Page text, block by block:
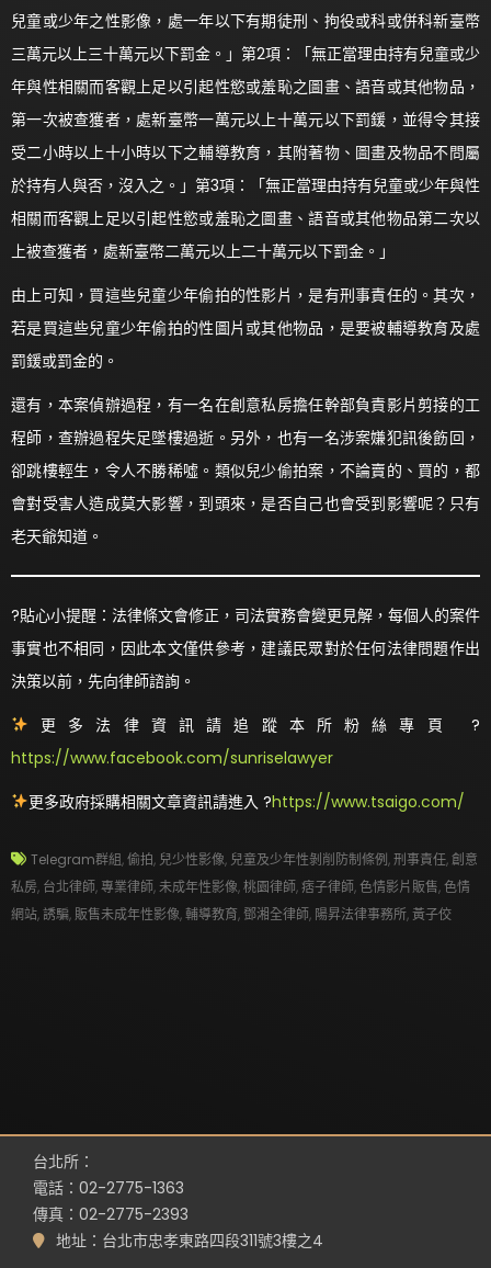
兒童或少年之性影像，處一年以下有期徒刑、拘役或科或併科新臺幣
三萬元以上三十萬元以下罰金。」第2項：「無正當理由持有兒童或少
年與性相關而客觀上足以引起性慾或羞恥之圖畫、語音或其他物品，
第一次被查獲者，處新臺幣一萬元以上十萬元以下罰鍰，並得令其接
受二小時以上十小時以下之輔導教育，其附著物、圖畫及物品不問屬
於持有人與否，沒入之。」第3項：「無正當理由持有兒童或少年與性
相關而客觀上足以引起性慾或羞恥之圖畫、語音或其他物品第二次以
上被查獲者，處新臺幣二萬元以上二十萬元以下罰金。」
由上可知，買這些兒童少年偷拍的性影片，是有刑事責任的。其次，
若是買這些兒童少年偷拍的性圖片或其他物品，是要被輔導教育及處
罰鍰或罰金的。
還有，本案偵辦過程，有一名在創意私房擔任幹部負責影片剪接的工
程師，查辦過程失足墜樓過逝。另外，也有一名涉案嫌犯訊後飭回，
卻跳樓輕生，令人不勝稀噓。類似兒少偷拍案，不論賣的、買的，都
會對受害人造成莫大影響，到頭來，是否自己也會受到影響呢？只有
老天爺知道。
?貼心小提醒：法律條文會修正，司法實務會變更見解，每個人的案件
事實也不相同，因此本文僅供參考，建議民眾對於任何法律問題作出
決策以前，先向律師諮詢。
更多法律資訊請追蹤本所粉絲專頁 ?
https://www.facebook.com/sunriselawyer
更多政府採購相關文章資訊請進入 ?https://www.tsaigo.com/
Telegram群組,偷拍, 兒少性影像, 兒童及少年性剝削防制條例,刑事責任,創意
私房, 台北律師,專業律師,未成年性影像,桃園律師,痞子律師,色情影片販售,色情
網站,誘騙, 販售未成年性影像,輔導教育, 鄧湘全律師, 陽昇法律事務所,黃子佼
台北所：
電話：02-2775-1363
傳真：02-2775-2393
地址：台北市忠孝東路四段311號3樓之4